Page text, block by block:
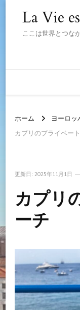
La Vie
ここは世界とつな
ホーム ヨーロッ
カプリのプライベー
更新日: 2025年11月1日
カプリ
ーチ